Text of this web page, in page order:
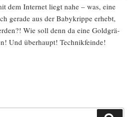
dem Inter­net liegt nahe – was, eine
gera­de aus der Babykrip­pe erhebt,
Wie soll denn da eine Gold­grä­
Und über­haupt! Technikfeinde!